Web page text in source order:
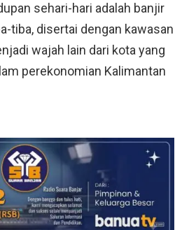
sehari-hari adalah banjir
tiba, disertai dengan kawasan
wajah lain dari kota yang
perekonomian Kalimantan